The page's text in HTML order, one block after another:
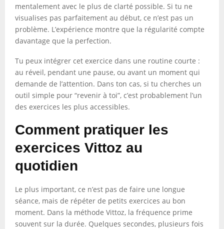
mentalement avec le plus de clarté possible. Si tu ne
visualises pas parfaitement au début, ce n’est pas un
problème. L’expérience montre que la régularité compte
davantage que la perfection.
Tu peux intégrer cet exercice dans une routine courte :
au réveil, pendant une pause, ou avant un moment qui
demande de l’attention. Dans ton cas, si tu cherches un
outil simple pour “revenir à toi”, c’est probablement l’un
des exercices les plus accessibles.
Comment pratiquer les
exercices Vittoz au
quotidien
Le plus important, ce n’est pas de faire une longue
séance, mais de répéter de petits exercices au bon
moment. Dans la méthode Vittoz, la fréquence prime
souvent sur la durée. Quelques secondes, plusieurs fois